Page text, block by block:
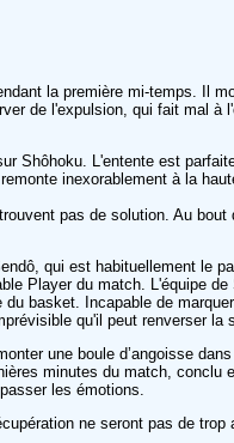
la première mi-temps. Il
de l'expulsion, qui fait mal à
Shôhoku. L'entente est
inexorablement à la
pas de solution. Au
qui est habituellement le
Player du match. L'équipe
basket. Incapable de
qu'il peut renverser la
une boule d’angoisse
minutes du match, conclu
les émotions.
ne seront pas de trop